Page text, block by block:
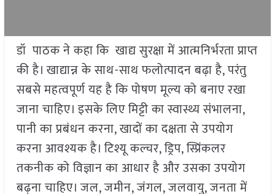
डॉ पाठक ने कहा कि खाद्य सुरक्षा में आत्मनिर्भरता प्राप्त
की है। खाद्यान्न के साथ-साथ फलोत्पादन बढ़ा है, परंतु
सबसे महत्वपूर्ण यह है कि पोषण मूल्य को बनाए रखा
जाना चाहिए। इसके लिए मिट्टी का स्वास्थ्य संभालना,
पानी का प्रबंधन करना, खादों का दक्षता से उपयोग
करना आवश्यक है। टिश्यू कल्चर, ड्रिप, स्प्रिंकलर
तकनीक को विज्ञान का आधार है और उसका उपयोग
बढ़ना चाहिए। जल, जमीन, जंगल, जलवायु, जनता में